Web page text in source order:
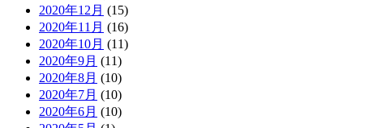
2020年12月 (15)
2020年11月 (16)
2020年10月 (11)
2020年9月 (11)
2020年8月 (10)
2020年7月 (10)
2020年6月 (10)